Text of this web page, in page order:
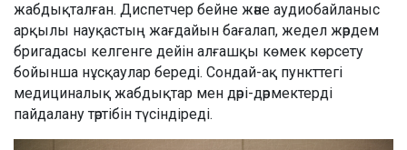
жабдықталған. Диспетчер бейне және аудиобайланыс
арқылы науқастың жағдайын бағалап, жедел жәрдем
бригадасы келгенге дейін алғашқы көмек көрсету
бойынша нұсқаулар береді. Сондай-ақ пункттегі
медициналық жабдықтар мен дәрі-дәрмектерді
пайдалану тәртібін түсіндіреді.